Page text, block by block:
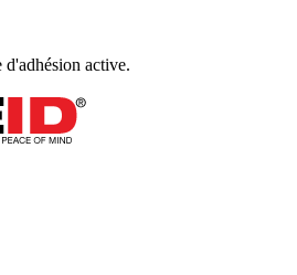
d'adhésion active.